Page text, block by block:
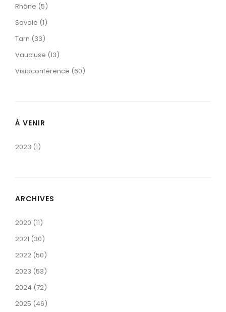
Rhône (5)
Savoie (1)
Tarn (33)
Vaucluse (13)
Visioconférence (60)
À VENIR
2023 (1)
ARCHIVES
2020 (11)
2021 (30)
2022 (50)
2023 (53)
2024 (72)
2025 (46)